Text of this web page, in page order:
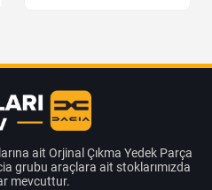
ait Orjinal Çıkma Yedek Parça
grubu araçlara ait stoklarımızda
mevcuttur.